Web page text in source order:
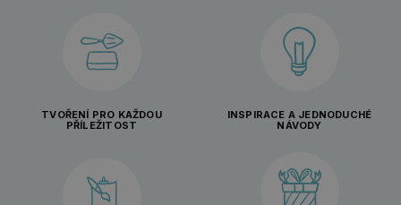
TVOŘENÍ PRO KAŽDOU
PŘÍLEŽITOST
INSPIRACE A JEDNODUCHÉ
NÁVODY